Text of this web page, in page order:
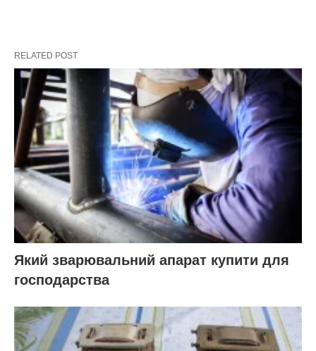
RELATED POST
Який зварювальний апарат купити для
господарства